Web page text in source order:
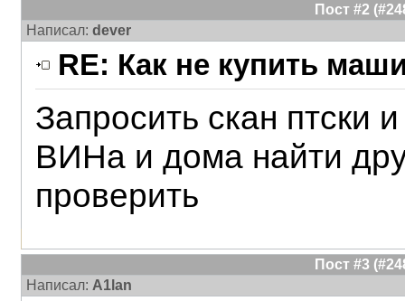
Пост #2
Написал: dever
RE: Как не купить
Запросить скан птски
ВИНа и дома найти
проверить
Пост #3
Написал: A1lan